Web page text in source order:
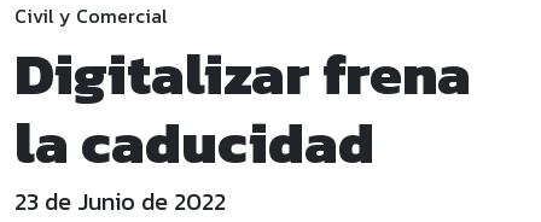
Civil y Comercial
Digitalizar frena
la caducidad
23 de Junio de 2022